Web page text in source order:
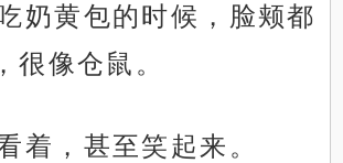
奶黄包的时候，脸颊都
很像仓鼠。
着，甚至笑起来。